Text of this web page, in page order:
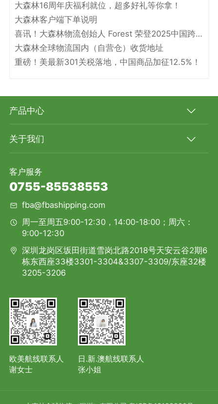
大森林16周年庆福利就位，超多好礼等你拿！
大森林客户端下单说明
喜讯！大森林物流创始人 Forest 荣登2025中国跨境电商物流名人堂！
大森林全球物流国内（自营仓）收货地址
重磅！美最新301关税落地，中国商品加征12.5%！
产品中心
关于我们
客户服务
0755-85538553
fba@fbashipping.com
周一至周五9:00-12:30，14:00-18:00；周六：
9:00-12:30
深圳龙岗区坂田街道雪岗北路2018号天安云谷2期6
栋东西座33楼3301-3304&3307-3309/东座32楼
3205-3206
欧美航线联系人
谢女士
日.新.澳航线联系人
张小姐